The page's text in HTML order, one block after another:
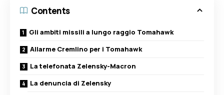
Contents
Gli ambiti missili a lungo raggio Tomahawk
Allarme Cremlino per i Tomahawk
La telefonata Zelensky-Macron
La denuncia di Zelensky